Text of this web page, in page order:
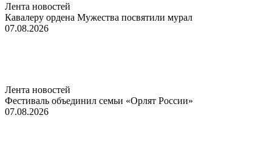
Лента новостей
Кавалеру ордена Мужества посвятили мурал
07.08.2026
Лента новостей
Фестиваль объединил семьи «Орлят России»
07.08.2026